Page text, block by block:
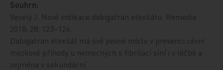
Souhrn:
Veselý J. Nové indikace dabigatran etexilátu. Remedia
2018; 28: 123–126.
Dabigatran etexilát má své pevné místo v prevenci cévní
mozkové příhody u nemocných s fibrilací síní i v léčbě a
zejména v sekundární